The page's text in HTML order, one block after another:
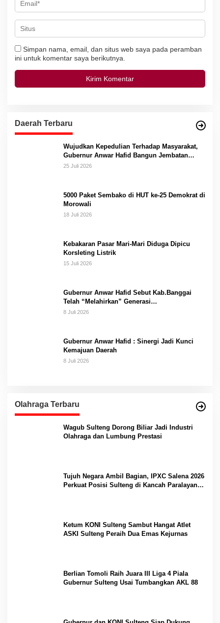
Simpan nama, email, dan situs web saya pada peramban
ini untuk komentar saya berikutnya.
Daerah Terbaru
Wujudkan Kepedulian Terhadap Masyarakat,
Gubernur Anwar Hafid Bangun Jembatan
Gantung Masungkang dengan Dana Pribadi
25 Juli 2026
5000 Paket Sembako di HUT ke-25 Demokrat di
Morowali
18 Juli 2026
Kebakaran Pasar Mari-Mari Diduga Dipicu
Korsleting Listrik
15 Juli 2026
Gubernur Anwar Hafid Sebut Kab.Banggai
Telah “Melahirkan” Generasi…
8 Juli 2026
Gubernur Anwar Hafid : Sinergi Jadi Kunci
Kemajuan Daerah
8 Juli 2026
Olahraga Terbaru
Wagub Sulteng Dorong Biliar Jadi Industri
Olahraga dan Lumbung Prestasi
Tujuh Negara Ambil Bagian, IPXC Salena 2026
Perkuat Posisi Sulteng di Kancah Paralayang
Ketum KONI Sulteng Sambut Hangat Atlet
ASKI Sulteng Peraih Dua Emas Kejurnas
Berlian Tomoli Raih Juara III Liga 4 Piala
Gubernur Sulteng Usai Tumbangkan AKL 88